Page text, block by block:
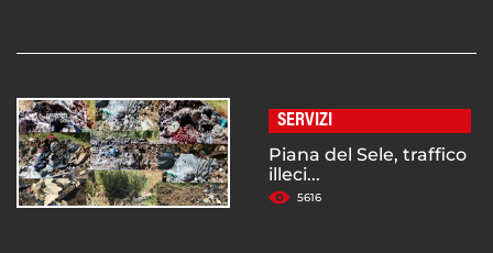
SERVIZI
Piana del Sele, traffico
illeci...
5616